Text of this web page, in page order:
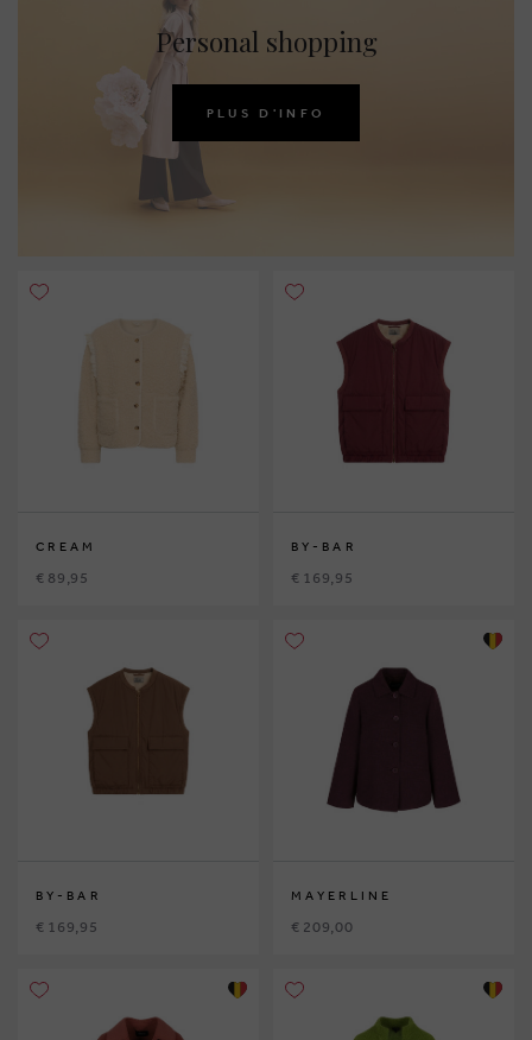
Personal shopping
PLUS D'INFO
CREAM
€ 89,95
BY-BAR
€ 169,95
BY-BAR
€ 169,95
MAYERLINE
€ 209,00